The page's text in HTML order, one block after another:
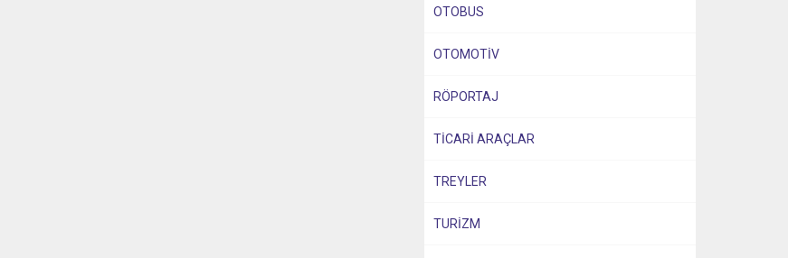
OTOBUS
OTOMOTİV
RÖPORTAJ
TİCARİ ARAÇLAR
TREYLER
TURİZM